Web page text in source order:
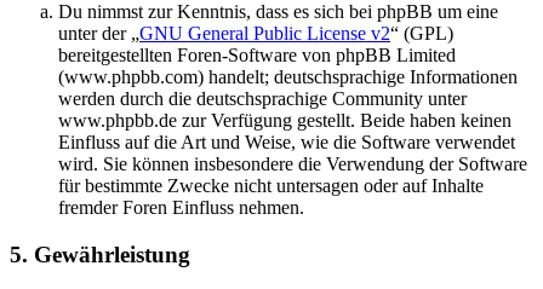
Du nimmst zur Kenntnis, dass es sich bei phpBB um eine
unter der „GNU General Public License v2“ (GPL)
bereitgestellten Foren-Software von phpBB Limited
(www.phpbb.com) handelt; deutschsprachige Informationen
werden durch die deutschsprachige Community unter
www.phpbb.de zur Verfügung gestellt. Beide haben keinen
Einfluss auf die Art und Weise, wie die Software verwendet
wird. Sie können insbesondere die Verwendung der Software
für bestimmte Zwecke nicht untersagen oder auf Inhalte
fremder Foren Einfluss nehmen.
5. Gewährleistung